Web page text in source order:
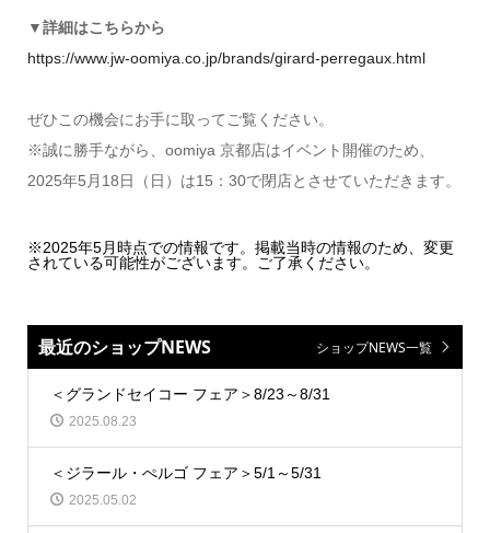
▼詳細はこちらから
https://www.jw-oomiya.co.jp/brands/girard-perregaux.html
ぜひこの機会にお手に取ってご覧ください。
※誠に勝手ながら、oomiya 京都店はイベント開催のため、
2025年5月18日（日）は15：30で閉店とさせていただきます。
※2025年5月時点での情報です。掲載当時の情報のため、変更
されている可能性がございます。ご了承ください。
最近のショップNEWS ショップNEWS一覧
＜グランドセイコー フェア＞8/23～8/31
2025.08.23
＜ジラール・ぺルゴ フェア＞5/1～5/31
2025.05.02